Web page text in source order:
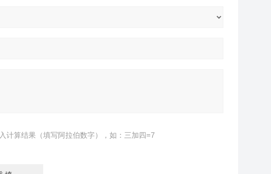
计算结果（填写阿拉伯数字），如：三加四=7